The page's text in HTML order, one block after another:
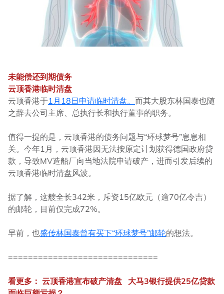
未能偿还到期债务
云顶香港临时清盘
云顶香港于1月18日申请临时清盘。 而其大股东林国泰也随
之辞去公司主席、总执行长和执行董事的职务。
值得一提的是，云顶香港的债务问题与“环球梦号”息息相
关。今年1月，云顶香港因无法按原定计划获得德国政府贷
款，导致MV造船厂向当地法院申请破产，进而引发后续的
云顶香港临时清盘风波。
据了解，这艘全长342米，斥资15亿欧元（逾70亿令吉）
的邮轮，目前仅完成72%。
早前，也盛传林国泰曾有买下“环球梦号”邮轮的想法。
==============================
看更多： 云顶香港宣布破产清盘 大马3银行提供25亿贷款